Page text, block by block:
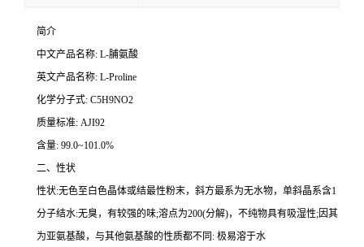
简介
中文产品名称: L-脯氨酸
英文产品名称: L-Proline
化学分子式: C5H9NO2
质量标准: AJI92
含量: 99.0~101.0%
二、性状
性状:无色至白色晶体或结最性粉末，斜方最系为无水物，单斜晶系含1
分子结水:无臭，有较强的味;溶点为200(分解)，不纯物具有吸湿性;因其
为亚氨基酸，与其他氨基酸的性质都不同: 极易溶于水